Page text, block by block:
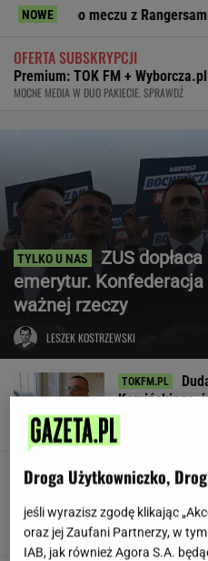
NOWE
meczu z Rangersami. "Nie
OFERTA SUBSKRYPCJI
Premium: TOK FM + Wyborcza.pl
MOCNE MEDIA W DUO PAKIECIE. SPRAWDŹ
ZUS
emerytur.
ważnej rzeczy
LESZEK KOSTRZEWSKI
Kamińskiego,
karę śmierci"
Znów
poszło
KINGA MOLENDA
Droga Użytkowniczko,
jeśli wyrazisz zgodę klikając
oraz jej Zaufani Partnerzy, w
IAB, jak również Agora S.A.